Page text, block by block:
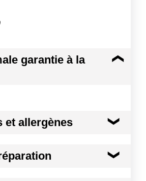
garantie à la
et allergènes
sel.